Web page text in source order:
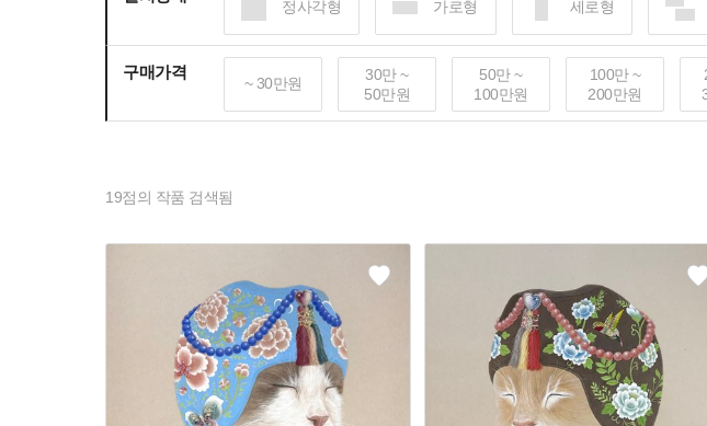
(월 25~30만원) (월 40만원+)
정사각형 가로형 세로형
구매가격
~ 30만원
30만 ~
50만원
50만 ~
100만원
100만 ~
200만원
19점의 작품 검색됨